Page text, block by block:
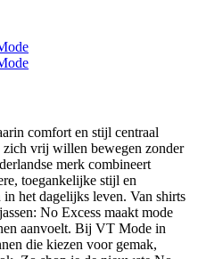
comfort en stijl centraal
zich vrij willen bewegen zonder
merk combineert
toegankelijke stijl en
het dagelijks leven. Van shirts
No Excess maakt mode
aanvoelt. Bij VT Mode in
die kiezen voor gemak,